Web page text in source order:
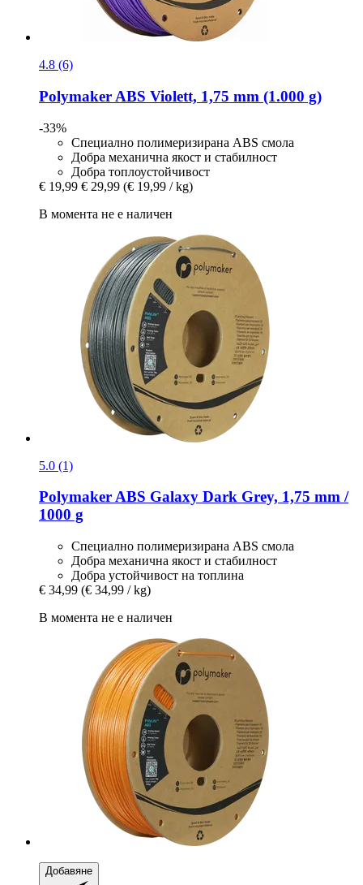
4.8 (6)
Polymaker ABS Violett, 1,75 mm (1.000 g)
-33%
Специално полимеризирана ABS смола
Добра механична якост и стабилност
Добра топлоустойчивост
€ 19,99 € 29,99 (€ 19,99 / kg)
В момента не е наличен
5.0 (1)
PolymakerABS Galaxy Dark Grey, 1,75 mm /
1000 g
Специално полимеризирана ABS смола
Добра механична якост и стабилност
Добра устойчивост на топлина
€ 34,99 (€ 34,99 / kg)
В момента не е наличен
Добавяне